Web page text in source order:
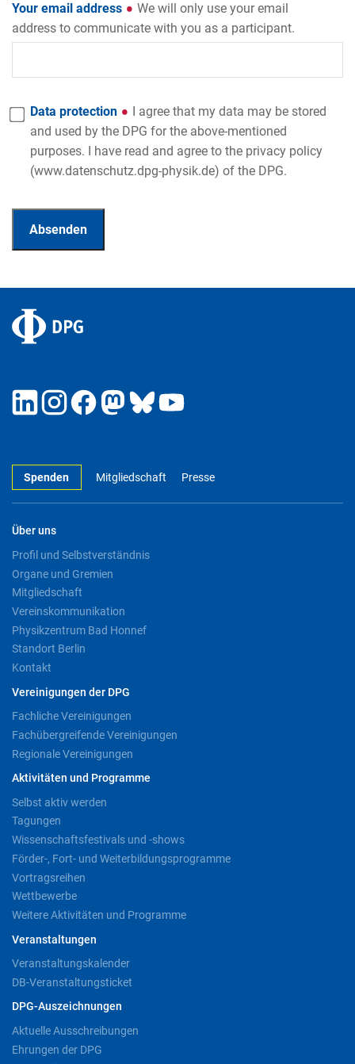
Your email address
We will only use your email
address to communicate with you as a participant.
Data protection
I agree that my data may be stored
and used by the DPG for the above-mentioned
purposes. I have read and agree to the privacy policy
(www.datenschutz.dpg-physik.de) of the DPG.
Spenden Mitgliedschaft Presse
Über uns
Profil und Selbstverständnis
Organe und Gremien
Mitgliedschaft
Vereinskommunikation
Physikzentrum Bad Honnef
Standort Berlin
Kontakt
Vereinigungen der DPG
Fachliche Vereinigungen
Fachübergreifende Vereinigungen
Regionale Vereinigungen
Aktivitäten und Programme
Selbst aktiv werden
Tagungen
Wissenschaftsfestivals und -shows
Förder-, Fort- und Weiterbildungsprogramme
Vortragsreihen
Wettbewerbe
Weitere Aktivitäten und Programme
Veranstaltungen
Veranstaltungskalender
DB-Veranstaltungsticket
DPG-Auszeichnungen
Aktuelle Ausschreibungen
Ehrungen der DPG